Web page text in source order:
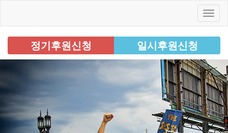
정기후원신청 일시후원신청